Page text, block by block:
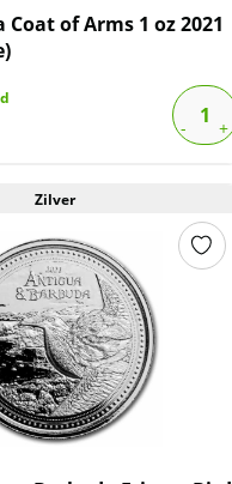
Coat of Arms 1 oz 2021
Zilver